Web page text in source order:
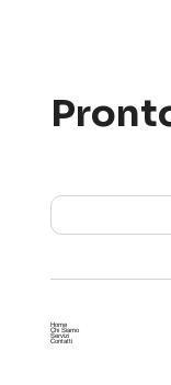
Home
Chi Siamo
Servizi
Contatti